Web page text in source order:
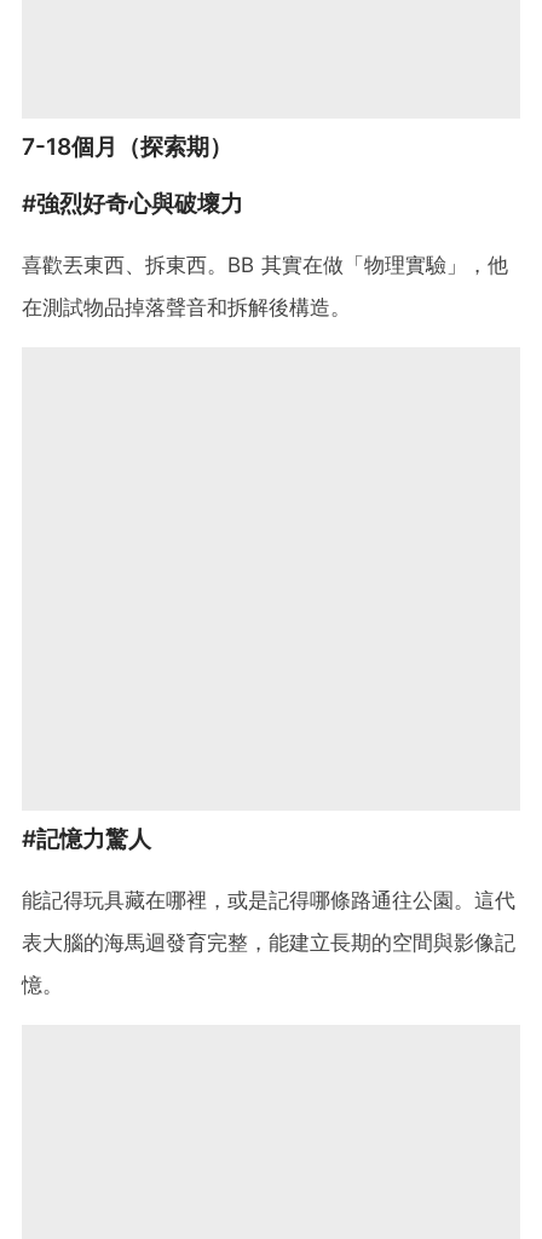
7-18個月（探索期）
#強烈好奇心與破壞力
喜歡丟東西、拆東西。BB 其實在做「物理實驗」，他
在測試物品掉落聲音和拆解後構造。
#記憶力驚人
能記得玩具藏在哪裡，或是記得哪條路通往公園。這代
表大腦的海馬迴發育完整，能建立長期的空間與影像記
憶。